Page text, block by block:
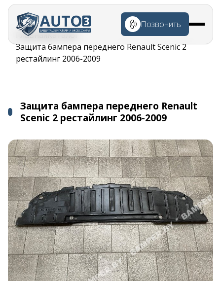
Перейти к
основному
содержанию
Позвонить
Строка
навигации
ГлавнаяКаталог
Защита бампера переднего Renault Scenic 2
рестайлинг 2006-2009
Защита бампера переднего Renault
Scenic 2 рестайлинг 2006-2009